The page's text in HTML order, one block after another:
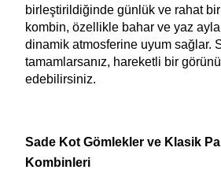
birleştirildiğinde günlük ve rahat
kombin, özellikle bahar ve yaz
dinamik atmosferine uyum sağlar.
tamamlarsanız, hareketli bir
edebilirsiniz.
Sade Kot Gömlekler ve Klasik
Kombinleri